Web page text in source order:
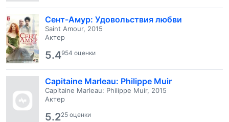
Сент-Амур: Удовольствия любви
Saint Amour, 2015
Актер
5.4954 оценки
Capitaine Marleau: Philippe Muir
Capitaine Marleau: Philippe Muir, 2015
Актер
5.225 оценки